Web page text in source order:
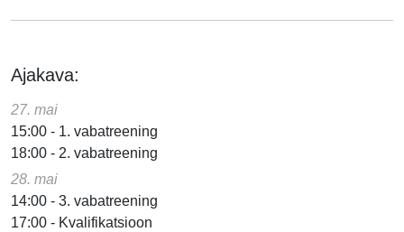
Ajakava:
27. mai
15:00 - 1. vabatreening
18:00 - 2. vabatreening
28. mai
14:00 - 3. vabatreening
17:00 - Kvalifikatsioon